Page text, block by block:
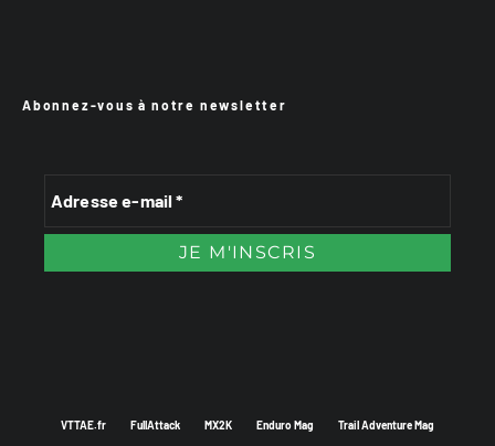
Abonnez-vous à notre newsletter
VTTAE.fr FullAttack MX2K Enduro Mag Trail Adventure Mag